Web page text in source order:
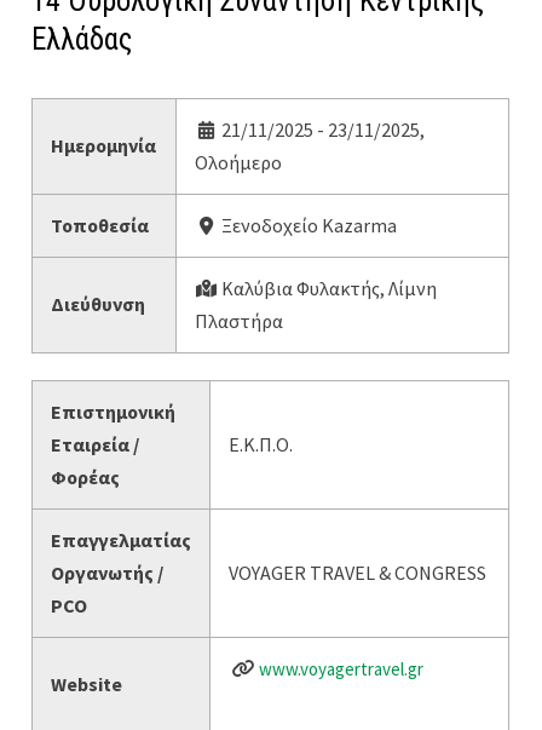
Ελλάδας
Ημερομηνία
21/11/2025 - 23/11/2025,
Ολοήμερο
Τοποθεσία Ξενοδοχείο Kazarma
Διεύθυνση
Καλύβια Φυλακτής, Λίμνη
Πλαστήρα
Επιστημονική
Εταιρεία /
Φορέας
Ε.Κ.Π.Ο.
Επαγγελματίας
Οργανωτής /
PCO
VOYAGER TRAVEL & CONGRESS
Website
www.voyagertravel.gr